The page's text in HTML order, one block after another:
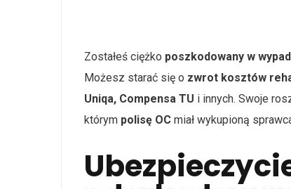
Zostałeś ciężko poszkodowany w
Możesz starać się o zwrot kosztów
Uniqa, Compensa TU i innych. Swoje
którym polisę OC miał wykupioną